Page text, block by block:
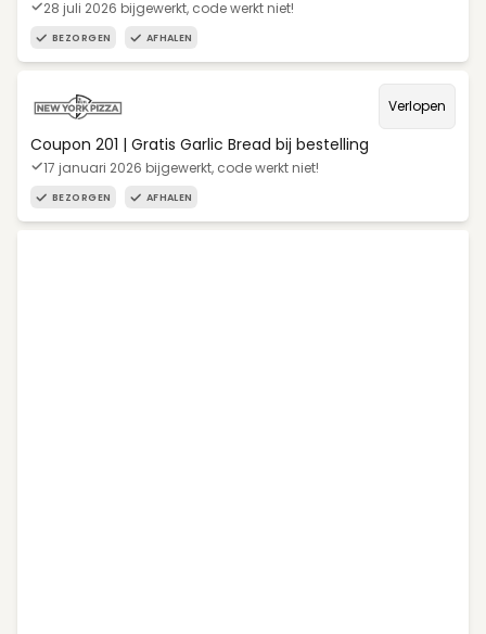
28 juli 2026 bijgewerkt, code werkt niet!
BEZORGEN AFHALEN
Verlopen
Coupon 201 | Gratis Garlic Bread bij bestelling
17 januari 2026 bijgewerkt, code werkt niet!
BEZORGEN AFHALEN